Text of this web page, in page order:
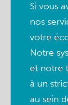
Si vous
nos
votre
Notre
et notre
à un
au sein